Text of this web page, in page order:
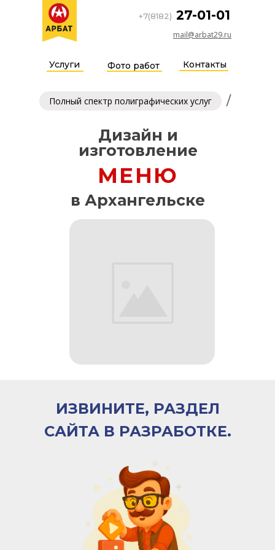
Услуги Фото работ Контакты
mail@arbat29.ru
27-01-01
+7(8182)
/
Полный спектр полиграфических услуг
МЕНЮ
в Архангельске
Дизайн и
изготовление
ИЗВИНИТЕ, РАЗДЕЛ
САЙТА В РАЗРАБОТКЕ.